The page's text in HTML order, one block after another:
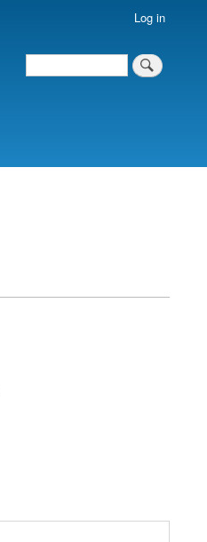
Log in
Search
Search